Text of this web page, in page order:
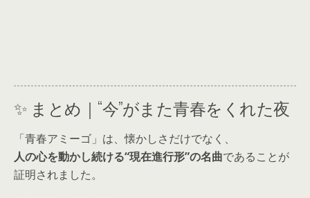
✨ まとめ｜“今”がまた青春をくれた夜
「青春アミーゴ」は、懐かしさだけでなく、
人の心を動かし続ける“現在進行形”の名曲であることが
証明されました。